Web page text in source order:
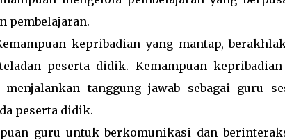
pembelajaran.
kepribadian yang mantap,
peserta didik. Kemampuan
tanggung jawab sebagai guru
peserta didik.
guru untuk berkomunikasi dan